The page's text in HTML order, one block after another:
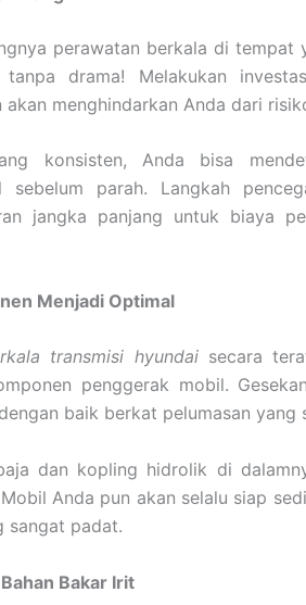
perawatan berkala di tempat
drama! Melakukan
akan menghindarkan Anda dari
konsisten, Anda bisa
sebelum parah. Langkah
jangka panjang untuk biaya
Menjadi Optimal
transmisi hyundaisecara
penggerak mobil.
baik berkat pelumasan yang
dan kopling hidrolik di
Anda pun akan selalu siap
sangat padat.
Bakar Irit